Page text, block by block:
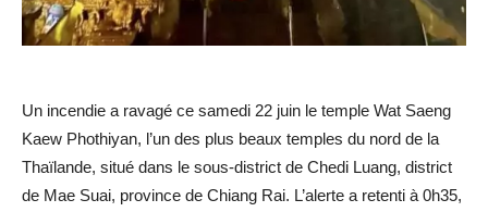
Un incendie a ravagé ce samedi 22 juin le temple Wat Saeng
Kaew Phothiyan, l’un des plus beaux temples du nord de la
Thaïlande, situé dans le sous-district de Chedi Luang, district
de Mae Suai, province de Chiang Rai. L’alerte a retenti à 0h35,